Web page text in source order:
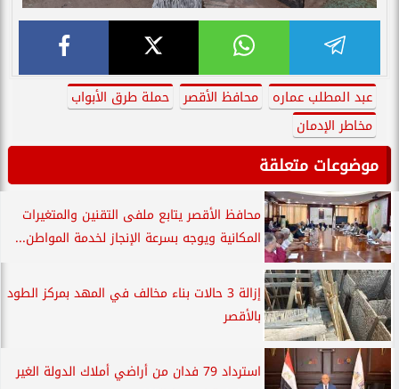
عبد المطلب عماره محافظ الأقصر
حملة طرق الأبواب
مخاطر الإدمان
موضوعات متعلقة
محافظ الأقصر يتابع ملفى التقنين والمتغيرات
المكانية ويوجه بسرعة الإنجاز لخدمة المواطن...
إزالة 3 حالات بناء مخالف في المهد بمركز الطود
بالأقصر
استرداد 79 فدان من أراضي أملاك الدولة الغير